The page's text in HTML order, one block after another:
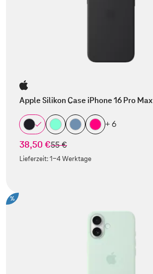
Apple Silikon Case iPhone 16 Pro Max
+ 6
38,50 €statt
55 €
Lieferzeit:1-4 Werktage
%